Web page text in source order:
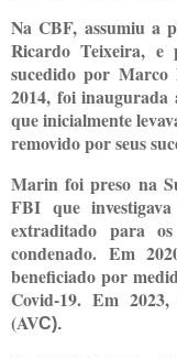
Na CBF, assumiu a
Ricardo Teixeira, e
sucedido por Marco
2014, foi inaugurada
que inicialmente
removido por seus
Marin foi preso na
FBI que
extraditado para
condenado. Em
beneficiado por
Covid-19. Em
(AVC).